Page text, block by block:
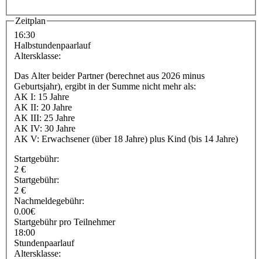
Zeitplan
16:30
Halbstundenpaarlauf
Altersklasse:
Das Alter beider Partner (berechnet aus 2026 minus
Geburtsjahr), ergibt in der Summe nicht mehr als:
AK I: 15 Jahre
AK II: 20 Jahre
AK III: 25 Jahre
AK IV: 30 Jahre
AK V: Erwachsener (über 18 Jahre) plus Kind (bis 14 Jahre)
Startgebühr:
2 €
Startgebühr:
2 €
Nachmeldegebühr:
0.00€
Startgebühr pro Teilnehmer
18:00
Stundenpaarlauf
Altersklasse: